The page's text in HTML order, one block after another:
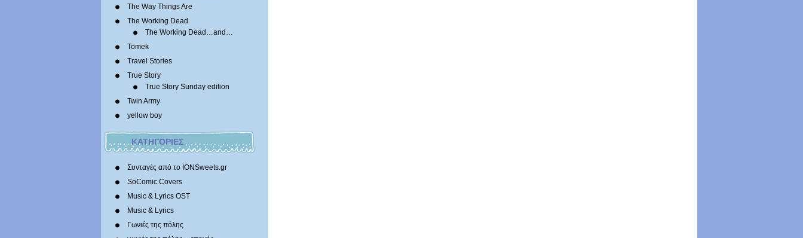
The Way Things Are
The Working Dead
The Working Dead…and…
Tomek
Travel Stories
True Story
True Story Sunday edition
Twin Army
yellow boy
ΚΑΤΗΓΟΡΙΕΣ
Συνταγές από το IONSweets.gr
SoComic Covers
Music & Lyrics OST
Music & Lyrics
Γωνιές της πόλης